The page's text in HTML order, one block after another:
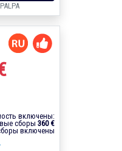
включены:
сборы 360 €
включены